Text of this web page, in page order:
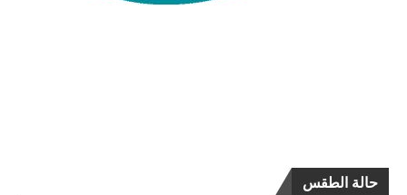
حالة الطقس